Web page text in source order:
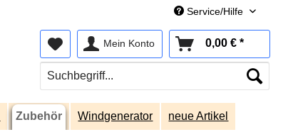
Service/Hilfe
Mein Konto 0,00 € *
Zubehör Windgenerator neue Artikel